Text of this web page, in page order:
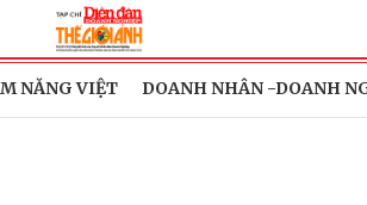
NĂNG VIỆT DOANH NHÂN -DOANH